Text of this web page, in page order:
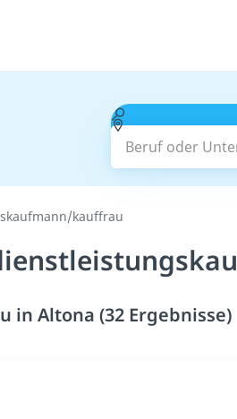
Beruf oder
kauffrau
Altona (32 Ergebnisse)